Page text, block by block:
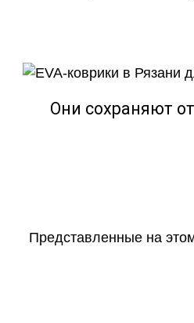
Они сохраняют
Представленные на